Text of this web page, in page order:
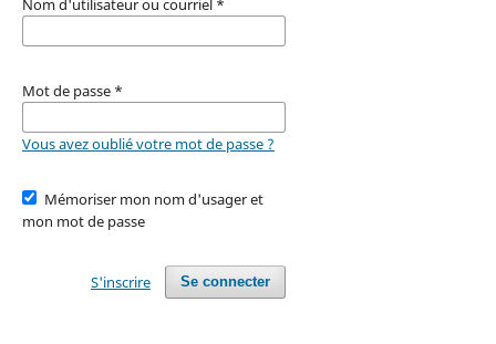
Nom d'utilisateur ou courriel *
Mot de passe *
Vous avez oublié votre mot de passe ?
Mémoriser mon nom d'usager et
mon mot de passe
Se connecter
S'inscrire